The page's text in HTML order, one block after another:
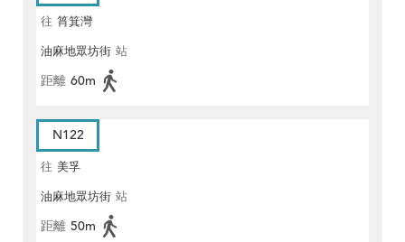
往 筲箕灣
油麻地眾坊街 站
距離 60m
N122
往 美孚
油麻地眾坊街 站
距離 50m